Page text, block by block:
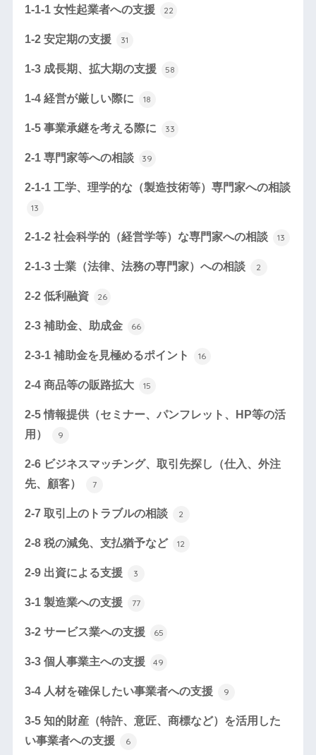
1-1-1 女性起業者への支援 22
1-2 安定期の支援 31
1-3 成長期、拡大期の支援 58
1-4 経営が厳しい際に 18
1-5 事業承継を考える際に 33
2-1 専門家等への相談 39
2-1-1 工学、理学的な（製造技術等）専門家への相談
13
2-1-2 社会科学的（経営学等）な専門家への相談 13
2-1-3 士業（法律、法務の専門家）への相談 2
2-2 低利融資 26
2-3 補助金、助成金 66
2-3-1 補助金を見極めるポイント 16
2-4 商品等の販路拡大 15
2-5 情報提供（セミナー、パンフレット、HP等の活
用）
9
2-6 ビジネスマッチング、取引先探し（仕入、外注
先、顧客）
7
2-7 取引上のトラブルの相談 2
2-8 税の減免、支払猶予など 12
2-9 出資による支援 3
3-1 製造業への支援 77
3-2 サービス業への支援 65
3-3 個人事業主への支援 49
3-4 人材を確保したい事業者への支援 9
3-5 知的財産（特許、意匠、商標など）を活用した
い事業者への支援
6